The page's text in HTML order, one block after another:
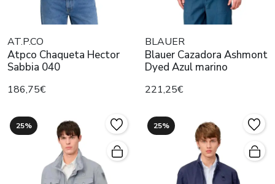
AT.P.CO
Atpco Chaqueta Hector
Sabbia 040
186,75€
BLAUER
Blauer Cazadora Ashmont
Dyed Azul marino
221,25€
25% 25%